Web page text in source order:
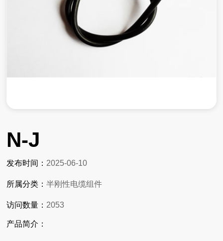
N-J
发布时间： 2025-06-10
所属分类：半刚性电缆组件
访问数量： 2053
产品简介：